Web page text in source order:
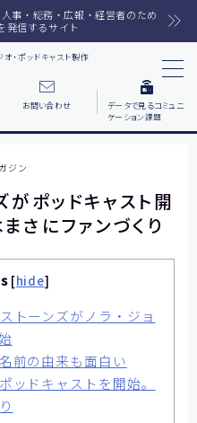
事・総務・広報・経営者のため
発信するサイト
・ポッドキャスト製作
お問い合わせ
データで見るコミュニ
ケーション課題
ジン
がポッドキャスト開
さにファンづくり
[hide]
トーンズがノラ・ジョ
前の由来も面白い
ッドキャストを開始。